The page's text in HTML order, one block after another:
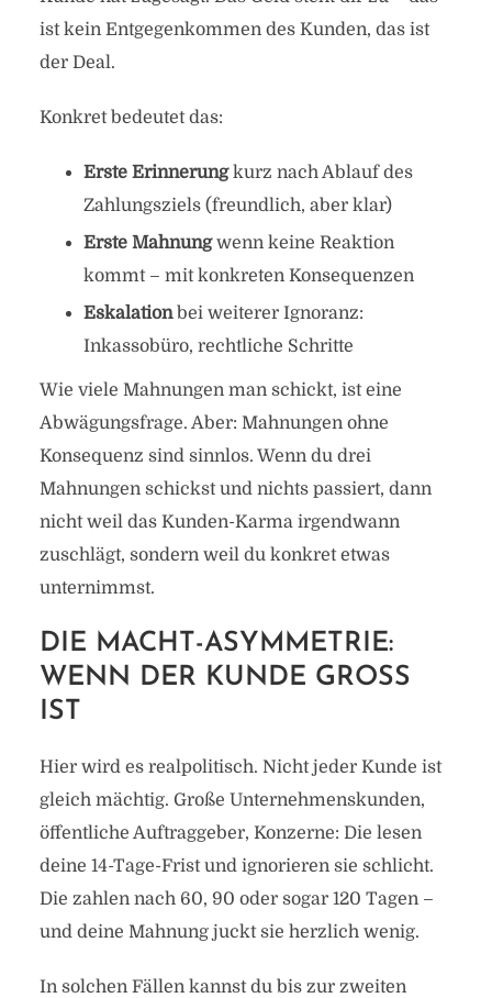
ist kein Entgegenkommen des Kunden, das ist
der Deal.
Konkret bedeutet das:
Erste Erinnerungkurz nach Ablauf des
Zahlungsziels (freundlich, aber klar)
Erste Mahnungwenn keine Reaktion
kommt – mit konkreten Konsequenzen
Eskalationbei weiterer Ignoranz:
Inkassobüro, rechtliche Schritte
Wie viele Mahnungen man schickt, ist eine
Abwägungsfrage. Aber: Mahnungen ohne
Konsequenz sind sinnlos. Wenn du drei
Mahnungen schickst und nichts passiert, dann
nicht weil das Kunden-Karma irgendwann
zuschlägt, sondern weil du konkret etwas
unternimmst.
DIE MACHT-ASYMMETRIE:
WENN DER KUNDE GROSS I
ST
Hier wird es realpolitisch. Nicht jeder Kunde ist
gleich mächtig. Große Unternehmenskunden,
öffentliche Auftraggeber, Konzerne: Die lesen
deine 14-Tage-Frist und ignorieren sie schlicht.
Die zahlen nach 60, 90 oder sogar 120 Tagen –
und deine Mahnung juckt sie herzlich wenig.
In solchen Fällen kannst du bis zur zweiten